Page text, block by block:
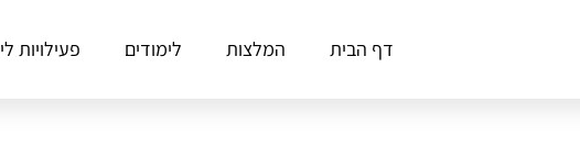
דף הבית המלצות לימודים פעילויות